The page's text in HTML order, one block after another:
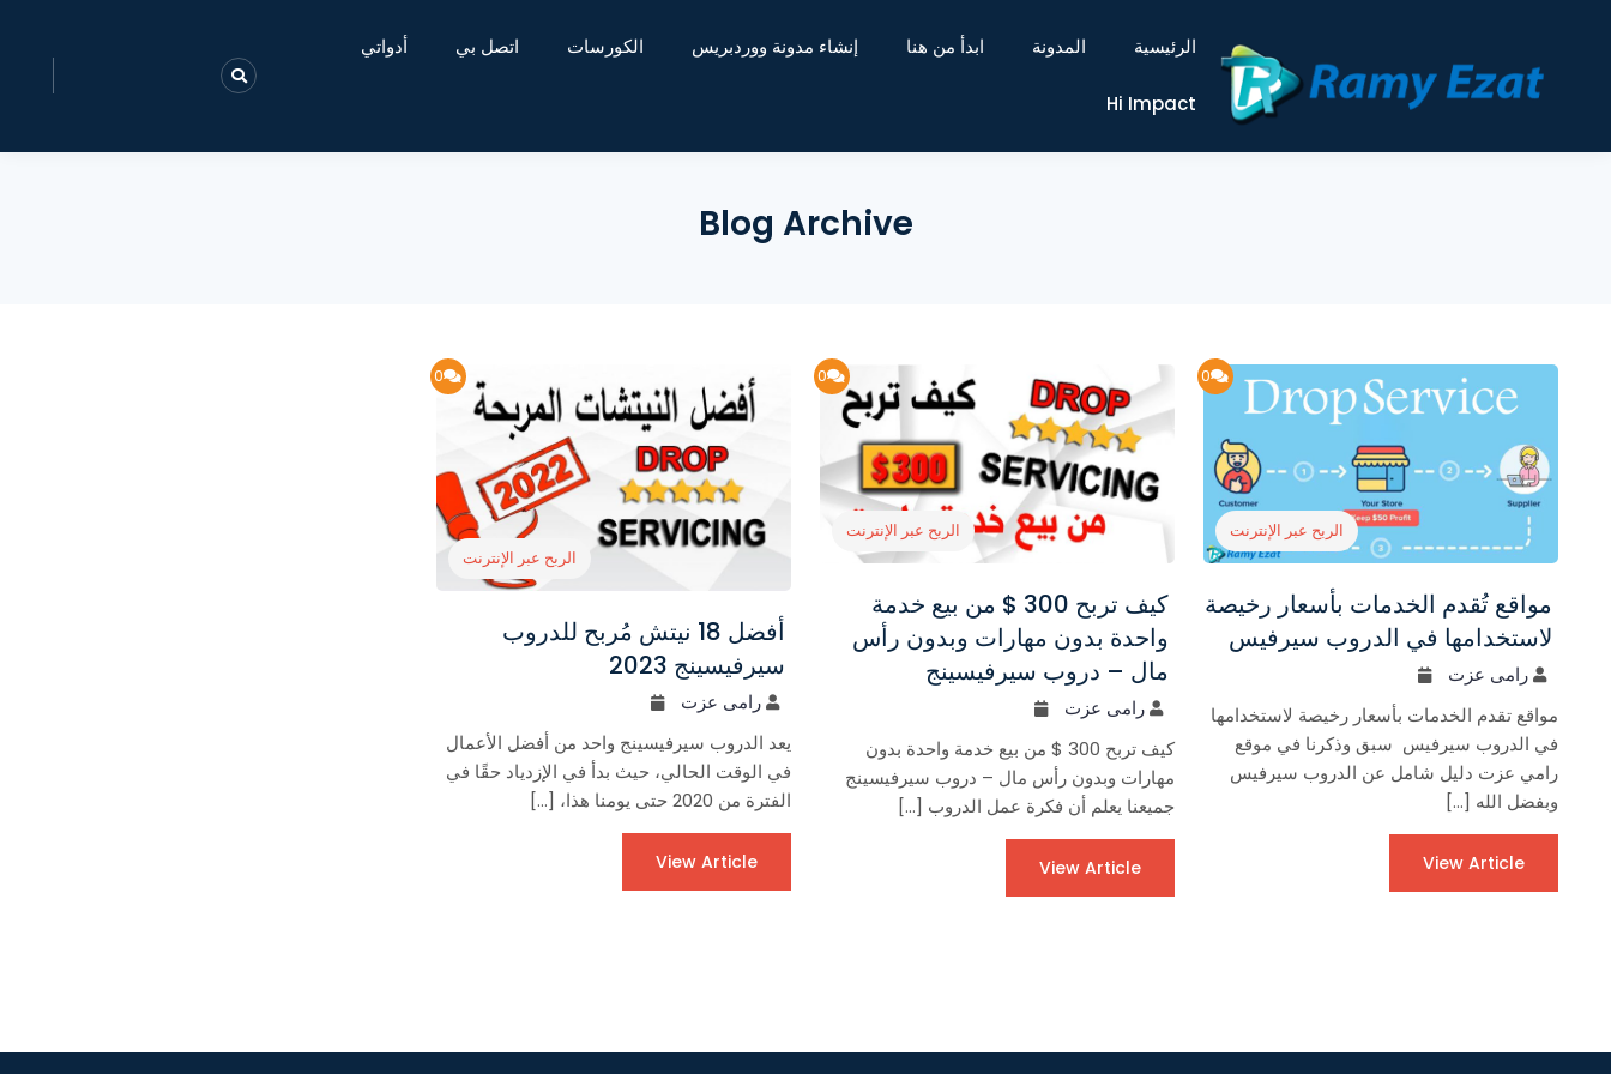
الرئيسية المدونة ابدأ من هنا إنشاء مدونة ووردبريس الكورسات اتصل بي أدواتي
Hi Impact
Blog Archive
0
الربح عبر الإنترنت
مواقع تُقدم الخدمات بأسعار رخيصة
لاستخدامها في الدروب سيرفيس
رامى عزت
مواقع تقدم الخدمات بأسعار رخيصة لاستخدامها
في الدروب سيرفيس سبق وذكرنا في موقع
رامي عزت دليل شامل عن الدروب سيرفيس
وبفضل الله […]
View Article
0
الربح عبر الإنترنت
كيف تربح 300 $ من بيع خدمة
واحدة بدون مهارات وبدون رأس
مال – دروب سيرفيسينج
رامى عزت
كيف تربح 300 $ من بيع خدمة واحدة بدون
مهارات وبدون رأس مال – دروب سيرفيسينج
جميعنا يعلم أن فكرة عمل الدروب […]
View Article
0
الربح عبر الإنترنت
أفضل 18 نيتش مُربح للدروب
سيرفيسينج 2023
رامى عزت
يعد الدروب سيرفيسينج واحد من أفضل الأعمال
في الوقت الحالي، حيث بدأ في الإزدياد حقًا في
الفترة من 2020 حتى يومنا هذا، […]
View Article